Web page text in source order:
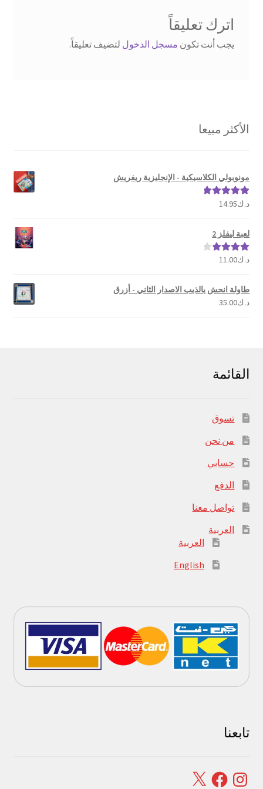
اترك تعليقاً
يجب أنت تكون مسجل الدخول لتضيف تعليقاً.
الأكثر مبيعا
مونوبولي الكلاسيكية - الإنجليزية ريفريش
تم التقييم
د.ك14.95
لعبة ليفلز 2
تم التقييم
د.ك11.00
طاولة انحش يالذيب الاصدار الثاني - أزرق
د.ك35.00
القائمة
تسوق
من نحن
حسابي
الدفع
تواصل معنا
العربية
العربية
English
تابعنا
Instagram
Facebook
X